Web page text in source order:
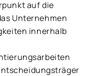
auf die
Unternehmen
innerhalb